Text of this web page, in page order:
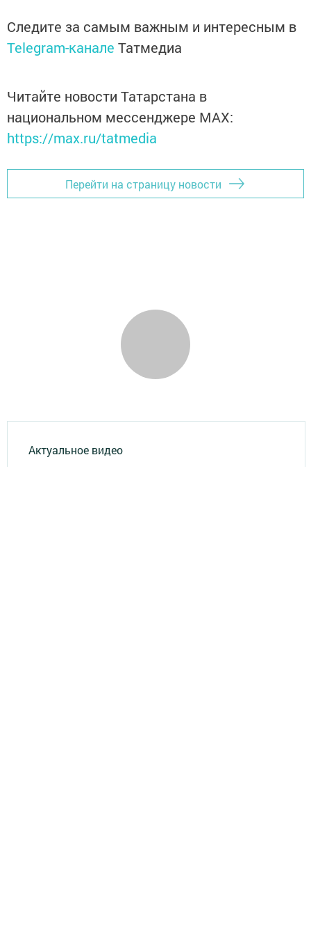
Следите за самым важным и интересным в
Telegram-канале Татмедиа
Читайте новости Татарстана в
национальном мессенджере MАХ:
https://max.ru/tatmedia
Перейти на страницу новости
Актуальное видео